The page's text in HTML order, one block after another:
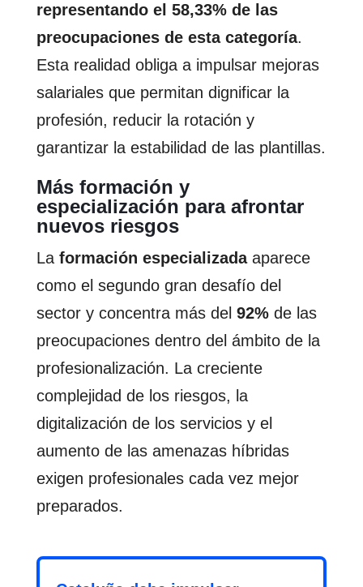
representando el 58,33% de las
preocupaciones de esta categoría.
Esta realidad obliga a impulsar mejoras
salariales que permitan dignificar la
profesión, reducir la rotación y
garantizar la estabilidad de las plantillas.
Más formación y
especialización para afrontar
nuevos riesgos
La formación especializadaaparece
como el segundo gran desafío del
sector y concentra más del 92%de las
preocupaciones dentro del ámbito de la
profesionalización. La creciente
complejidad de los riesgos, la
digitalización de los servicios y el
aumento de las amenazas híbridas
exigen profesionales cada vez mejor
preparados.